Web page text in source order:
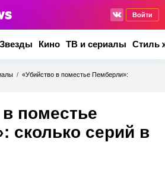
Войти
Звезды Кино ТВ и сериалы Стиль
/ «Убийство в поместье Пемберли»:
поместье
сколько серий в